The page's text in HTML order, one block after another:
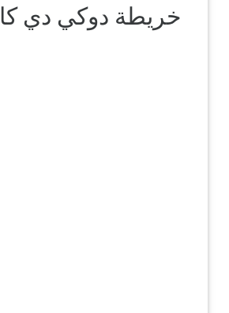
خريطة دوكي دي